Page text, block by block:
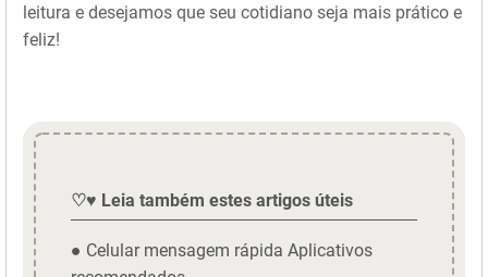
leitura e desejamos que seu cotidiano seja mais prático e
feliz!
♡♥ Leia também estes artigos úteis
● Celular mensagem rápida Aplicativos